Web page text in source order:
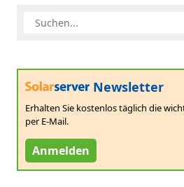
Newsletter
Erhalten Sie kostenlos täglich die
per E-Mail.
Anmelden